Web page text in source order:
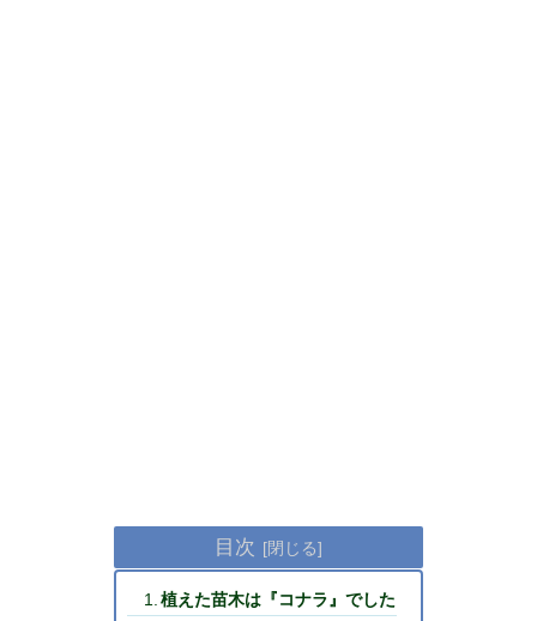
目次
植えた苗木は『コナラ』でした